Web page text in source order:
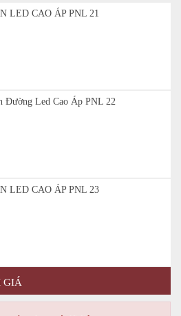
LED CAO ÁP PNL 21
Đường Led Cao Áp PNL 22
LED CAO ÁP PNL 23
GIÁ